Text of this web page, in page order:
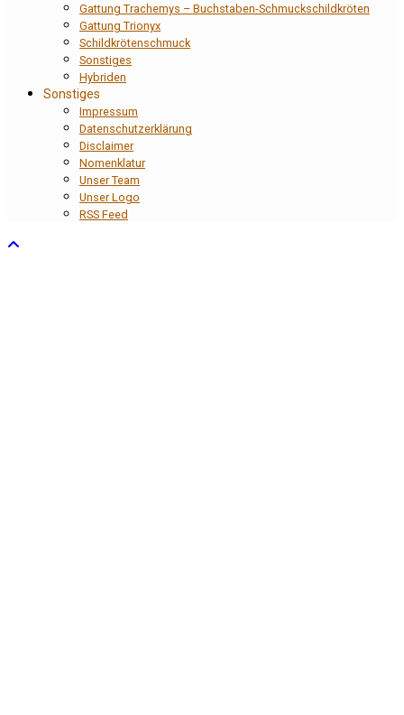
Gattung Trachemys – Buchstaben-Schmuckschildkröten
Gattung Trionyx
Schildkrötenschmuck
Sonstiges
Hybriden
Sonstiges
Impressum
Datenschutzerklärung
Disclaimer
Nomenklatur
Unser Team
Unser Logo
RSS Feed